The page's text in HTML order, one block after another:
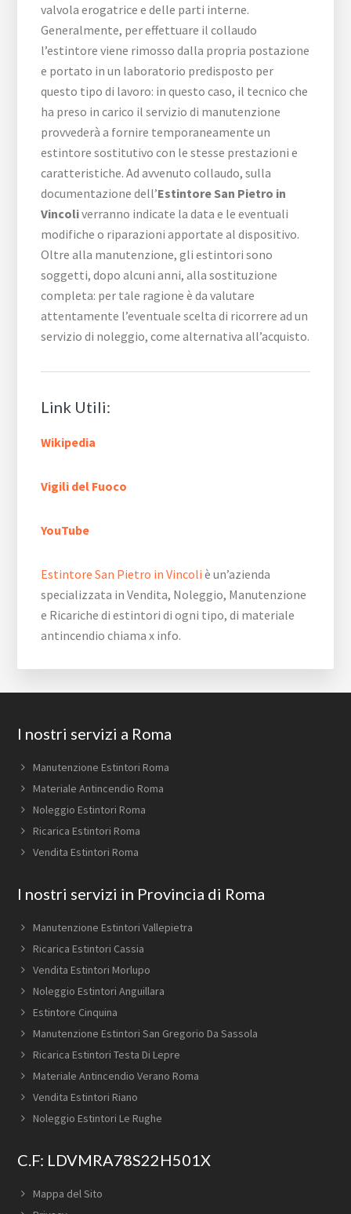
valvola erogatrice e delle parti interne.
Generalmente, per effettuare il collaudo
l’estintore viene rimosso dalla propria postazione
e portato in un laboratorio predisposto per
questo tipo di lavoro: in questo caso, il tecnico che
ha preso in carico il servizio di manutenzione
provvederà a fornire temporaneamente un
estintore sostitutivo con le stesse prestazioni e
caratteristiche. Ad avvenuto collaudo, sulla
documentazione dell’Estintore San Pietro in
Vincoliverranno indicate la data e le eventuali
modifiche o riparazioni apportate al dispositivo.
Oltre alla manutenzione, gli estintori sono
soggetti, dopo alcuni anni, alla sostituzione
completa: per tale ragione è da valutare
attentamente l’eventuale scelta di ricorrere ad un
servizio di noleggio, come alternativa all’acquisto.
Link Utili:
Wikipedia
Vigili del Fuoco
YouTube
Estintore San Pietro in Vincoli è un’azienda
specializzata in Vendita, Noleggio, Manutenzione
e Ricariche di estintori di ogni tipo, di materiale
antincendio chiama x info.
Footer
I nostri servizi a Roma
Manutenzione Estintori Roma
Materiale Antincendio Roma
Noleggio Estintori Roma
Ricarica Estintori Roma
Vendita Estintori Roma
I nostri servizi in Provincia di Roma
Manutenzione Estintori Vallepietra
Ricarica Estintori Cassia
Vendita Estintori Morlupo
Noleggio Estintori Anguillara
Estintore Cinquina
Manutenzione Estintori San Gregorio Da Sassola
Ricarica Estintori Testa Di Lepre
Materiale Antincendio Verano Roma
Vendita Estintori Riano
Noleggio Estintori Le Rughe
C.F: LDVMRA78S22H501X
Mappa del Sito